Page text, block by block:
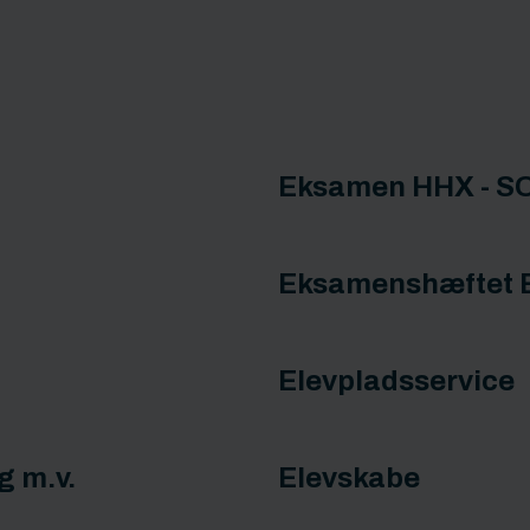
Eksamen HHX -
Eksamenshæftet
Elevpladsservice
m.v. Elevskabe